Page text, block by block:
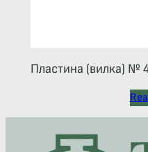
Пластина (вилка) №